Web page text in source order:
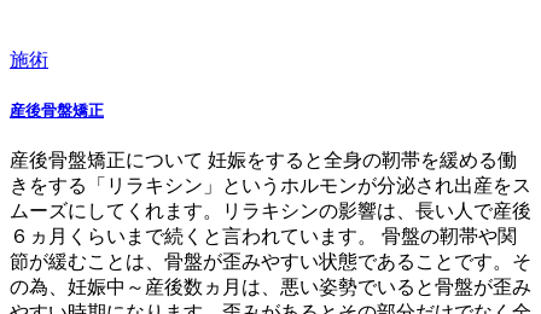
施術
産後骨盤矯正
産後骨盤矯正について 妊娠をすると全身の靭帯を緩める働
きをする「リラキシン」というホルモンが分泌され出産をス
ムーズにしてくれます。リラキシンの影響は、長い人で産後
６ヵ月くらいまで続くと言われています。 骨盤の靭帯や関
節が緩むことは、骨盤が歪みやすい状態であることです。そ
の為、妊娠中～産後数ヵ月は、悪い姿勢でいると骨盤が歪み